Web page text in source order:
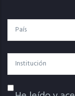
País
Institución
Política De